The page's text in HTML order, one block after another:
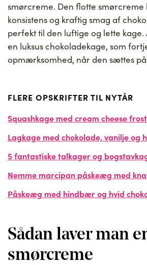
smørcreme. Den flotte smørcreme
konsistens og kraftig smag af
perfekt til den luftige og lette
en luksus chokoladekage, som
opmærksomhed, når den sættes
FLERE OPSKRIFTER TIL NYTÅR
Squashkage med cream cheese
Lagkage med chokolade, vanilje og
5 fantastiske talkager og
Nemme marcipan påskeæg med
Påskeæg med hindbær og hvid
Sådan laver man
smørcreme